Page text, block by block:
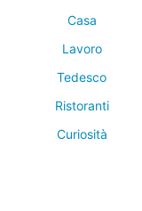
Casa
Lavoro
Tedesco
Ristoranti
Curiosità